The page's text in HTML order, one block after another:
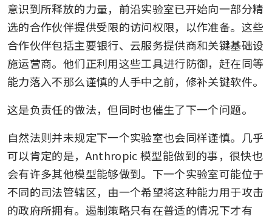
意识到所释放的力量，前沿实验室已开始向一部分精
选的合作伙伴提供受限的访问权限，以作准备。这些
合作伙伴包括主要银行、云服务提供商和关键基础设
施运营商。他们正利用这些工具进行防御，赶在同等
能力落入不那么谨慎的人手中之前，修补关键软件。
这是负责任的做法，但同时也催生了下一个问题。
自然法则并未规定下一个实验室也会同样谨慎。几乎
可以肯定的是，Anthropic 模型能做到的事，很快也
会有许多其他模型能够做到。下一个实验室可能位于
不同的司法管辖区，由一个希望将这种能力用于攻击
的政府所拥有。遏制策略只有在普适的情况下才有